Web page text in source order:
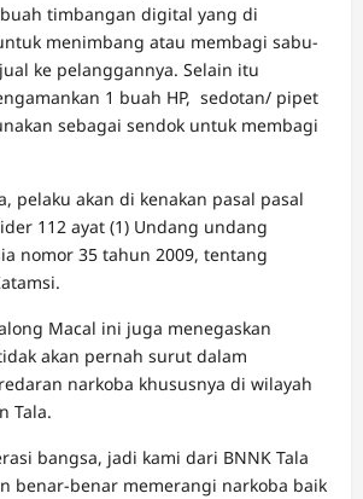
timbangan digital yang di
menimbang atau membagi sabu-
ke pelanggannya. Selain itu
1 buah HP, sedotan/ pipet
sebagai sendok untuk membagi
pelaku akan di kenakan pasal pasal
112 ayat (1) Undang undang
nomor 35 tahun 2009, tentang
Macal ini juga menegaskan
akan pernah surut dalam
narkoba khususnya di wilayah
Tala.
bangsa, jadi kami dari BNNK Tala
benar-benar memerangi narkoba baik